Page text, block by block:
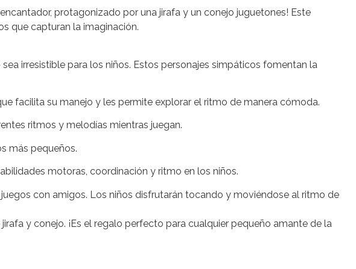
protagonizado por una jirafa y un conejo juguetones! Este
que capturan la imaginación.
irresistible para los niños. Estos personajes simpáticos fomentan la
facilita su manejo y les permite explorar el ritmo de manera cómoda.
ritmos y melodías mientras juegan.
más pequeños.
motoras, coordinación y ritmo en los niños.
con amigos. Los niños disfrutarán tocando y moviéndose al ritmo de
y conejo. ¡Es el regalo perfecto para cualquier pequeño amante de la